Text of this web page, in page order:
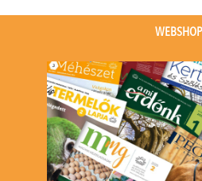
event)
WEBSHOP